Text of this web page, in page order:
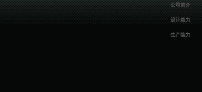
公司简介
设计能力
生产能力